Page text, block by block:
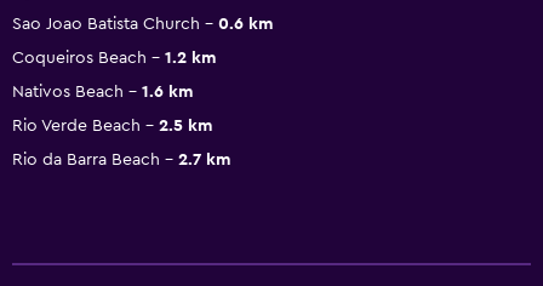
Sao Joao Batista Church
0.6 km
Coqueiros Beach
1.2 km
Nativos Beach
1.6 km
Rio Verde Beach
2.5 km
Rio da Barra Beach
2.7 km